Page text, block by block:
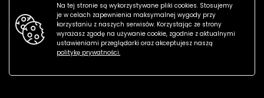
Na tej stronie są wykorzystywane pliki cookies. Stosujemy
je w celach zapewnienia maksymalnej wygody przy
korzystaniu z naszych serwisów. Korzystając ze strony
wyrażasz zgodę na używanie cookie, zgodnie z aktualnymi
ustawieniami przeglądarki oraz akceptujesz naszą
politykę prywatności.